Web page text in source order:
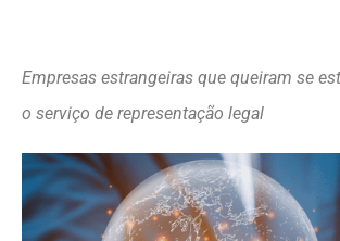
Empresas estrangeiras que queiram se
o serviço de representação legal